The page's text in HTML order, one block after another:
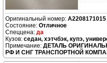
A2208171015
Отличное
да
седан, хэтчбэк, купэ,
ДЕТАЛЬ
РФ И СНГ ТРАНСПОРТНОЙ